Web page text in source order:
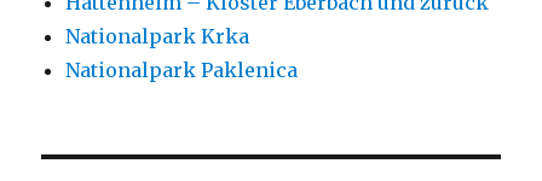
Nationalpark Krka
Nationalpark Paklenica